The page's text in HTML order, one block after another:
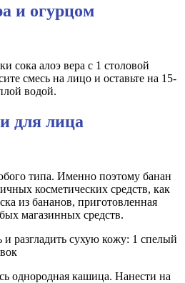
и огурцом
сока алоэ вера с 1 столовой
смесь на лицо и оставьте на 15-
водой.
для лица
типа. Именно поэтому банан
косметических средств, как
из бананов, приготовленная
магазинных средств.
разгладить сухую кожу: 1 спелый
однородная кашица. Нанести на